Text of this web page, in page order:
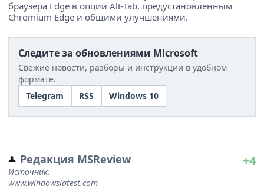
браузера Edge в опции Alt-Tab, предустановленным
Chromium Edge и общими улучшениями.
Следите за обновлениями Microsoft
Свежие новости, разборы и инструкции в удобном
формате.
Telegram
RSS Windows 10
Редакция MSReview
Источник:
www.windowslatest.com
+4